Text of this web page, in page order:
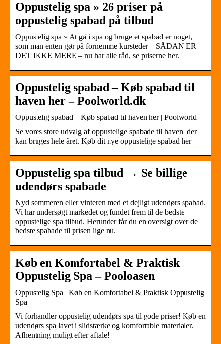
Oppustelig spa » 26 priser på
oppustelig spabad på tilbud
Oppustelig spa » At gå i spa og bruge et spabad er noget,
som man enten gør på fornemme kursteder – SÅDAN ER
DET IKKE MERE – nu har alle råd, se priserne her.
Oppustelig spabad – Køb spabad til
haven her – Poolworld.dk
Oppustelig spabad – Køb spabad til haven her | Poolworld
Se vores store udvalg af oppustelige spabade til haven, der
kan bruges hele året. Køb dit nye oppustelige spabad her
Oppustelig spa tilbud → Se billige
udendørs spabade
Nyd sommeren eller vinteren med et dejligt udendørs spabad.
Vi har undersøgt markedet og fundet frem til de bedste
oppustelige spa tilbud. Herunder får du en oversigt over de
bedste spabade til prisen lige nu.
Køb en Komfortabel & Praktisk
Oppustelig Spa – Pooloasen
Oppustelig Spa | Køb en Komfortabel & Praktisk Oppustelig
Spa
Vi forhandler oppustelig udendørs spa til gode priser! Køb en
udendørs spa lavet i slidstærke og komfortable materialer.
Afhentning muligt efter aftale!